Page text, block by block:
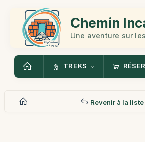
Chemin
Une aventure sur
TREKS
Revenir à la liste